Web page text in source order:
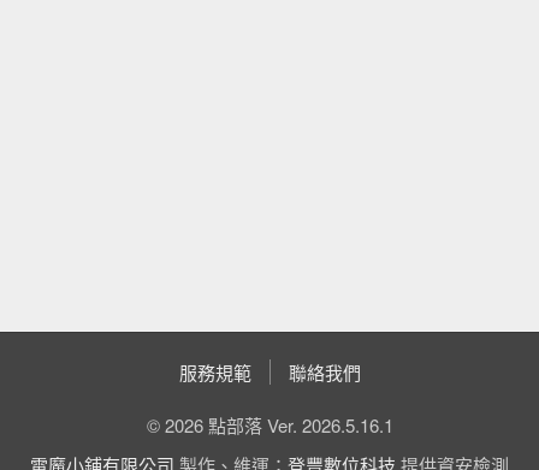
服務規範 聯絡我們
© 2026 點部落 Ver. 2026.5.16.1